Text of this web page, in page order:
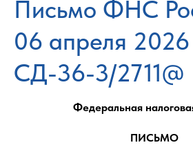
Письмо ФНС
06 апреля
СД-36-3/2711@
Федеральная
ПИСЬМО